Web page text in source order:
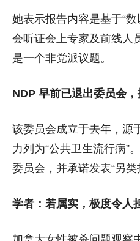
她表示报告内容是基于“
会听证会上专家及前线人
是一个非党派议题。
NDP 早前已退出委员会
该委员会成立于去年，源
力列为“公共卫生流行病”
委员会，并承诺发表“另类
学者：若属实，极度令人